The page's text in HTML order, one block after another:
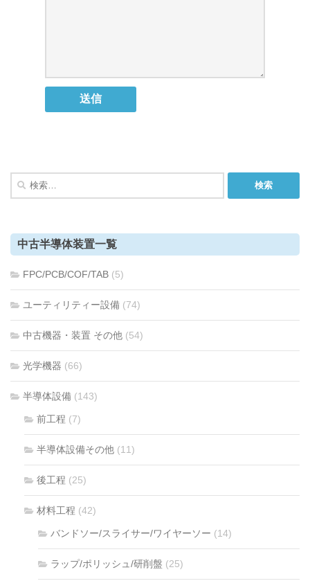
検
中古半導体装置一覧
FPC/PCB/COF/TAB (5)
ユーティリティー設備 (74)
中古機器・装置 その他 (54)
光学機器 (66)
半導体設備 (143)
前工程 (7)
半導体設備その他 (11)
後工程 (25)
材料工程 (42)
バンドソー/スライサー/ワイヤーソー (14)
ラップ/ポリッシュ/研削盤 (25)